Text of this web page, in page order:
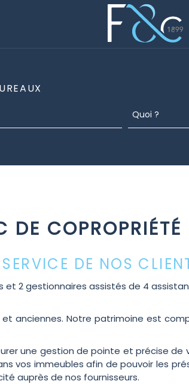
DE COPROPRIÉTÉ
DE NOS
2 gestionnaires assistés de 4
anciennes. Notre patrimoine est
une gestion de pointe et précise
vos immeubles afin de pouvoir les
auprès de nos fournisseurs.